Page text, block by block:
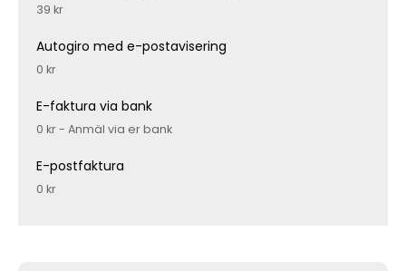
39 kr
Autogiro med e-postavisering
0 kr
E-faktura via bank
0 kr - Anmäl via er bank
E-postfaktura
0 kr